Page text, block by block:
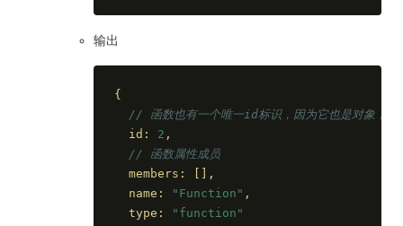
输出
{
// 函数也有一个唯一id标识，因为它也是对象，主
  id:
2 ,
// 函数属性成员
  members: [],
  name:
"Function" ,
  type:
"function"